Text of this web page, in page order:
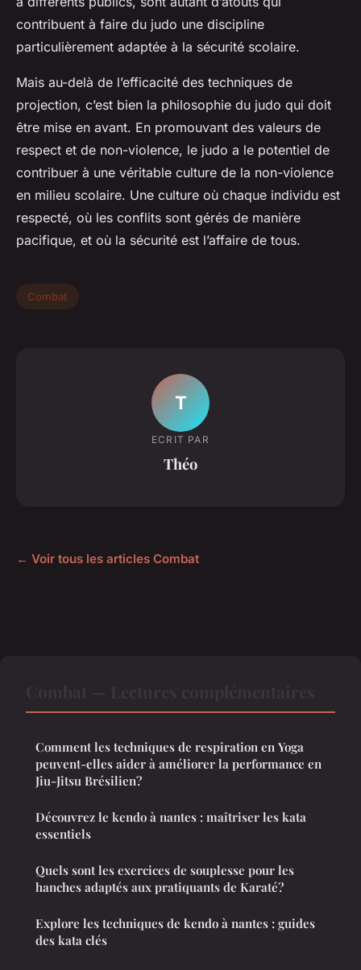
contribuent à faire du judo une discipline
particulièrement adaptée à la sécurité scolaire.
Mais au-delà de l’efficacité des techniques de
projection, c’est bien la philosophie du judo qui doit
être mise en avant. En promouvant des valeurs de
respect et de non-violence, le judo a le potentiel de
contribuer à une véritable culture de la non-violence
en milieu scolaire. Une culture où chaque individu est
respecté, où les conflits sont gérés de manière
pacifique, et où la sécurité est l’affaire de tous.
Combat
T
ECRIT PAR
Théo
← Voir tous les articles Combat
Comment les techniques de respiration en Yoga
peuvent-elles aider à améliorer la performance en
Jiu-Jitsu Brésilien?
Découvrez le kendo à nantes : maîtriser les kata
essentiels
Quels sont les exercices de souplesse pour les
hanches adaptés aux pratiquants de Karaté?
Explore les techniques de kendo à nantes : guides
des kata clés